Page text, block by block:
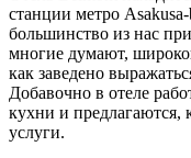
станции метро
большинство из нас
многие думают,
как заведено
Добавочно в отеле
кухни и
услуги.